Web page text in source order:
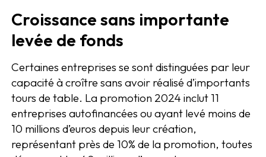
Croissance sans importante
levée de fonds
Certaines entreprises se sont distinguées par leur
capacité à croître sans avoir réalisé d’importants
tours de table. La promotion 2024 inclut 11
entreprises autofinancées ou ayant levé moins de
10 millions d’euros depuis leur création,
représentant près de 10% de la promotion, toutes